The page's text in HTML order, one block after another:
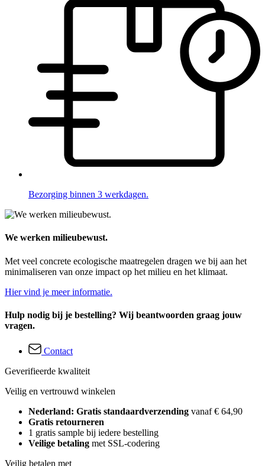
Bezorging binnen 3 werkdagen.
We werken milieubewust.
Met veel concrete ecologische maatregelen dragen we bij aan het
minimaliseren van onze impact op het milieu en het klimaat.
Hier vind je meer informatie.
Hulp nodig bij je bestelling? Wij beantwoorden graag jouw
vragen.
Contact
Geverifieerde kwaliteit
Veilig en vertrouwd winkelen
Nederland: Gratis standaardverzending vanaf € 64,90
Gratis retourneren
1 gratis sample bij iedere bestelling
Veilige betaling met SSL-codering
Veilig betalen met